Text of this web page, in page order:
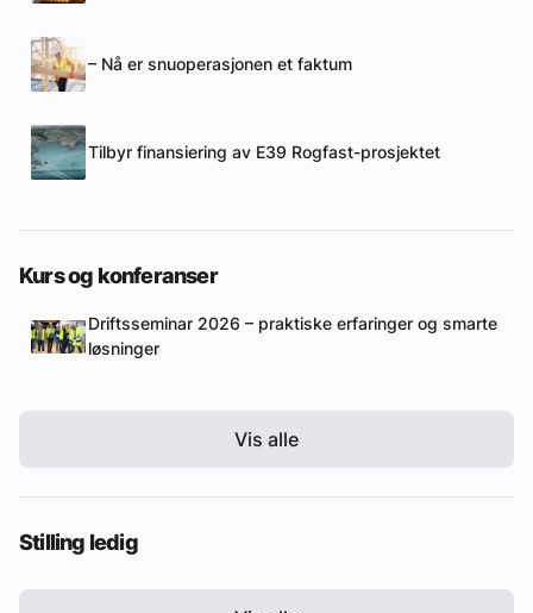
– Nå er snuoperasjonen et faktum
Tilbyr finansiering av E39 Rogfast-prosjektet
Kurs og konferanser
Driftsseminar 2026 – praktiske erfaringer og smarte
løsninger
Vis alle
Stilling ledig